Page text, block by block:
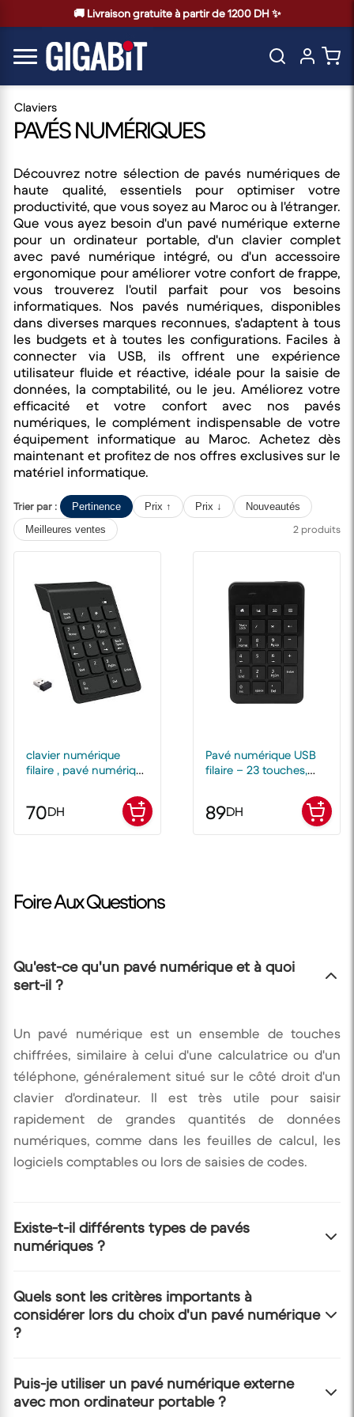
🚚 Livraison gratuite à partir de 1200 DH ✨
Claviers
PAVÉS NUMÉRIQUES
Découvrez notre sélection de pavés numériques de
haute qualité, essentiels pour optimiser votre
productivité, que vous soyez au Maroc ou à l'étranger.
Que vous ayez besoin d'un pavé numérique externe
pour un ordinateur portable, d'un clavier complet
avec pavé numérique intégré, ou d'un accessoire
ergonomique pour améliorer votre confort de frappe,
vous trouverez l'outil parfait pour vos besoins
informatiques. Nos pavés numériques, disponibles
dans diverses marques reconnues, s'adaptent à tous
les budgets et à toutes les configurations. Faciles à
connecter via USB, ils offrent une expérience
utilisateur fluide et réactive, idéale pour la saisie de
données, la comptabilité, ou le jeu. Améliorez votre
efficacité et votre confort avec nos pavés
numériques, le complément indispensable de votre
équipement informatique au Maroc. Achetez dès
maintenant et profitez de nos offres exclusives sur le
matériel informatique.
Trier par : Pertinence Prix ↑ Prix ↓
Nouveautés
Meilleures ventes
2 produits
clavier numérique
filaire , pavé numérique
70DH
Pavé numérique USB
filaire – 23 touches,
89DH
Foire Aux Questions
Qu'est-ce qu'un pavé numérique et à quoi
sert-il ?
Un pavé numérique est un ensemble de touches
chiffrées, similaire à celui d'une calculatrice ou d'un
téléphone, généralement situé sur le côté droit d'un
clavier d'ordinateur. Il est très utile pour saisir
rapidement de grandes quantités de données
numériques, comme dans les feuilles de calcul, les
logiciels comptables ou lors de saisies de codes.
Existe-t-il différents types de pavés
numériques ?
Oui, il existe principalement deux types : les pavés
numériques intégrés aux claviers complets et les
pavés numériques externes (ou indépendants). Les
clavier compact sans pavé numérique intégré ou si
vous souhaitez une ergonomie personnalisée.
Quels sont les critères importants à
considérer lors du choix d'un pavé numérique
?
Il est important de considérer la disposition des
touches (standard ou avec des touches
Puis-je utiliser un pavé numérique externe
avec mon ordinateur portable ?